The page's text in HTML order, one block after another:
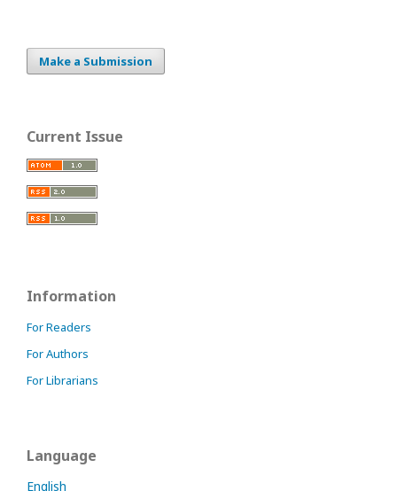
Make a Submission
Current Issue
Information
For Readers
For Authors
For Librarians
Language
English